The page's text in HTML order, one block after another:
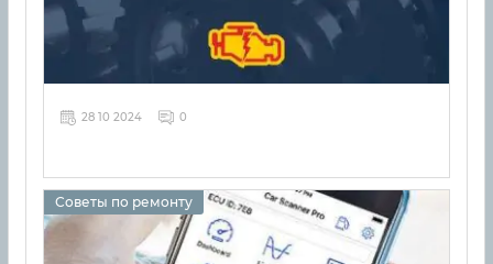
28 10 2024 0
Советы по ремонту